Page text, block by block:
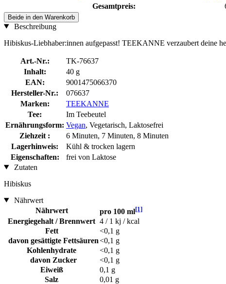
Gesamtpreis:
Beide in den Warenkorb
Beschreibung
Hibiskus-Liebhaber:innen aufgepasst! TEEKANNE verzaubert deine
Art.-Nr.:
TK-76637
Inhalt:
40 g
EAN:
9001475066370
Hersteller-Nr.:
076637
Marken:
TEEKANNE
Tee:
Im Teebeutel
Ernährungsform: Vegan, Vegetarisch, Laktosefrei
Ziehzeit :
6 Minuten, 7 Minuten, 8 Minuten
Lagerhinweis:
Kühl & trocken lagern
Eigenschaften:
frei von Laktose
Zutaten
Hibiskus
Nährwert
Nährwert
pro 100 ml[1]
Energiegehalt / Brennwert 4 / 1 kj / kcal
Fett
<0,1 g
davon gesättigte Fettsäuren<0,1 g
Kohlenhydrate
<0,1 g
davon Zucker
<0,1 g
Eiweiß
0,1 g
Salz
0,01 g